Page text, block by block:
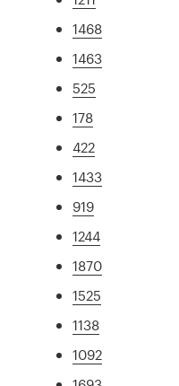
1468
1463
525
178
422
1433
919
1244
1870
1525
1138
1092